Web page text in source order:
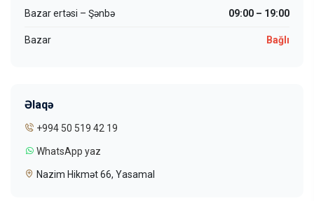
Bazar ertəsi – Şənbə 09:00 – 19:00
Bazar Bağlı
Əlaqə
+994 50 519 42 19
WhatsApp yaz
Nazim Hikmət 66, Yasamal